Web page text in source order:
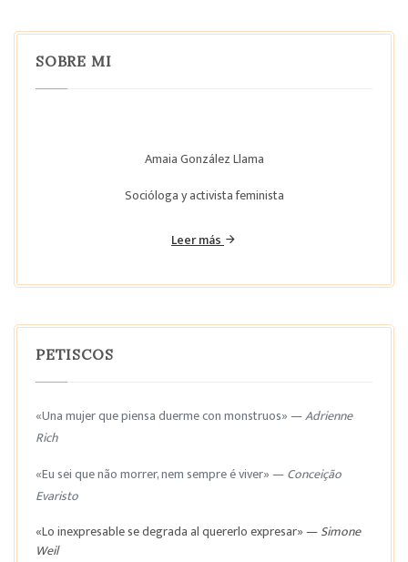
SOBRE MI
Amaia González Llama
Socióloga y activista feminista
Leer más
PETISCOS
«Una mujer que piensa duerme con monstruos» —Adrienne
Rich
«Eu sei que não morrer, nem sempre é viver» —Conceição
Evaristo
«Lo inexpresable se degrada al quererlo expresar» —Simone
Weil